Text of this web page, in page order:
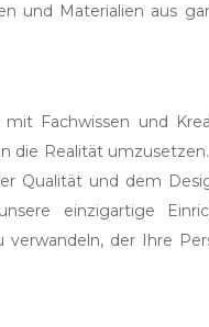
und Materialien aus
Fachwissen und
die Realität
Qualität und dem
einzigartige
der Ihre